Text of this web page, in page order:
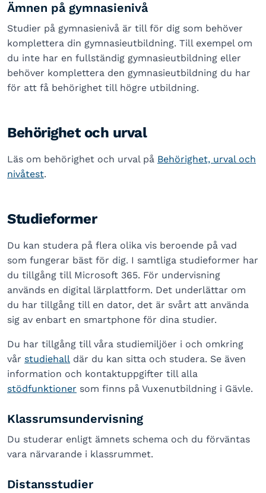
Ämnen på gymnasienivå
Studier på gymnasienivå är till för dig som behöver
komplettera din gymnasieutbildning. Till exempel om
du inte har en fullständig gymnasieutbildning eller
behöver komplettera den gymnasieutbildning du har
för att få behörighet till högre utbildning.
Behörighet och urval
Läs om behörighet och urval på Behörighet, urval och
nivåtest.
Studieformer
Du kan studera på flera olika vis beroende på vad
som fungerar bäst för dig. I samtliga studieformer har
du tillgång till Microsoft 365. För undervisning
används en digital lärplattform. Det underlättar om
du har tillgång till en dator, det är svårt att använda
sig av enbart en smartphone för dina studier.
Du har tillgång till våra studiemiljöer i och omkring
vår studiehall där du kan sitta och studera. Se även
information och kontaktuppgifter till alla
stödfunktioner som finns på Vuxenutbildning i Gävle.
Klassrumsundervisning
Du studerar enligt ämnets schema och du förväntas
vara närvarande i klassrummet.
Distansstudier